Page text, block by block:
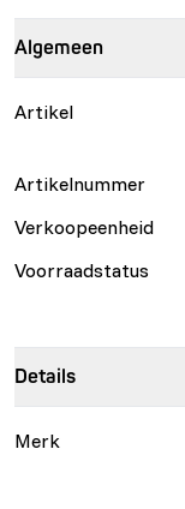
Algemeen
Artikel
Artikelnummer
Verkoopeenheid
Voorraadstatus
Details
Merk